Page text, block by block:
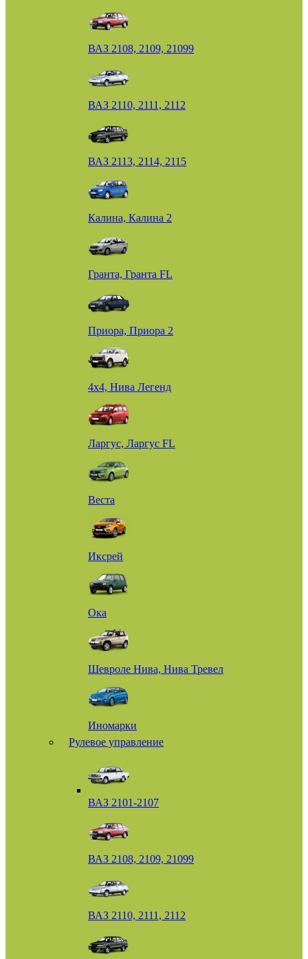
ВАЗ 2108, 2109, 21099
ВАЗ 2110, 2111, 2112
ВАЗ 2113, 2114, 2115
Калина, Калина 2
Гранта, Гранта FL
Приора, Приора 2
4х4, Нива Легенд
Ларгус, Ларгус FL
Веста
Иксрей
Ока
Шевроле Нива, Нива Тревел
Иномарки
Рулевое управление
ВАЗ 2101-2107
ВАЗ 2108, 2109, 21099
ВАЗ 2110, 2111, 2112